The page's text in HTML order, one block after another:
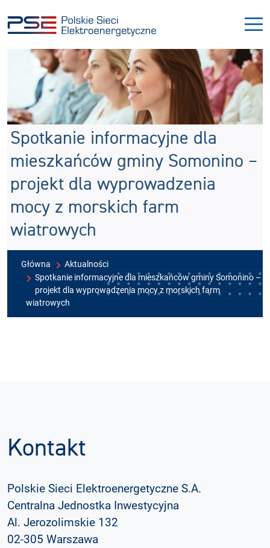
do
menu
do
treści
Spotkanie informacyjne dla
mieszkańców gminy Somonino –
projekt dla wyprowadzenia
mocy z morskich farm
wiatrowych
Główna
Aktualności
Spotkanie informacyjne dla mieszkańców gminy Somonino –
projekt dla wyprowadzenia mocy z morskich farm
wiatrowych
Kontakt
Polskie Sieci Elektroenergetyczne S.A.
Centralna Jednostka Inwestycyjna
Al. Jerozolimskie 132
02-305 Warszawa